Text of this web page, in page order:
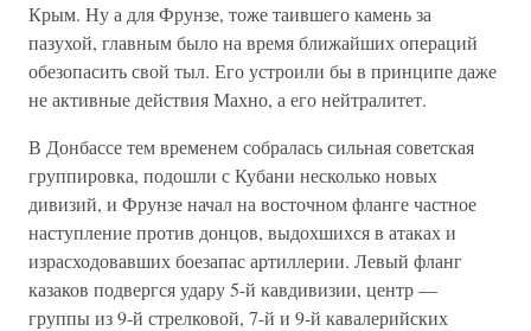
Крым. Ну а для Фрунзе, тоже таившего камень за
пазухой, главным было на время ближайших операций
обезопасить свой тыл. Его устроили бы в принципе даже
не активные действия Махно, а его нейтралитет.
В Донбассе тем временем собралась сильная советская
группировка, подошли с Кубани несколько новых
дивизий, и Фрунзе начал на восточном фланге частное
наступление против донцов, выдохшихся в атаках и
израсходовавших боезапас артиллерии. Левый фланг
казаков подвергся удару 5-й кавдивизии, центр —
группы из 9-й стрелковой, 7-й и 9-й кавалерийских